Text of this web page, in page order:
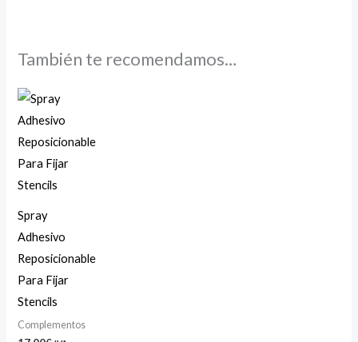
También te recomendamos…
Spray
Adhesivo
Reposicionable
Para Fijar
Stencils
Complementos